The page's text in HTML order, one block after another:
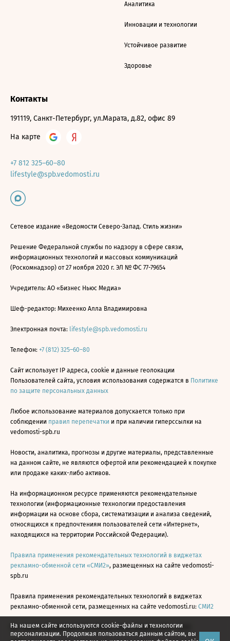
На нашем сайте используются cookie-файлы и технологии
персонализации. Продолжая пользоваться данным сайтом, вы
Аналитика
Инновации и технологии
Устойчивое развитие
Здоровье
Контакты
191119, Санкт-Петербург, ул.Марата, д.82, офис 89
На карте
+7 812 325–60–80
lifestyle@spb.vedomosti.ru
Сетевое издание «Ведомости Северо-Запад. Стиль жизни»
Решение Федеральной службы по надзору в сфере связи,
информационных технологий и массовых коммуникаций
(Роскомнадзор) от 27 ноября 2020 г. ЭЛ № ФС 77-79654
Учредитель: АО «Бизнес Ньюс Медиа»
Шеф-редактор: Михеенко Алла Владимировна
Электронная почта: lifestyle@spb.vedomosti.ru
Телефон: +7 (812) 325–60–80
Сайт использует IP адреса, cookie и данные геолокации
Пользователей сайта, условия использования содержатся в Политике
по защите персональных данных
Любое использование материалов допускается только при
соблюдении правил перепечатки и при наличии гиперссылки на
vedomosti-spb.ru
Новости, аналитика, прогнозы и другие материалы, представленные
на данном сайте, не являются офертой или рекомендацией к покупке
или продаже каких-либо активов.
На информационном ресурсе применяются рекомендательные
технологии (информационные технологии предоставления
информации на основе сбора, систематизации и анализа сведений,
относящихся к предпочтениям пользователей сети «Интернет»,
находящихся на территории Российской Федерации).
Правила применения рекомендательных технологий в виджетах
рекламно-обменной сети «СМИ2», размещенных на сайте vedomosti-
spb.ru
Правила применения рекомендательных технологий в виджетах
рекламно-обменной сети, размещенных на сайте vedomosti.ru: СМИ2
Все права защищены © АО «Бизнес Ньюс Медиа», 2024 - 2026